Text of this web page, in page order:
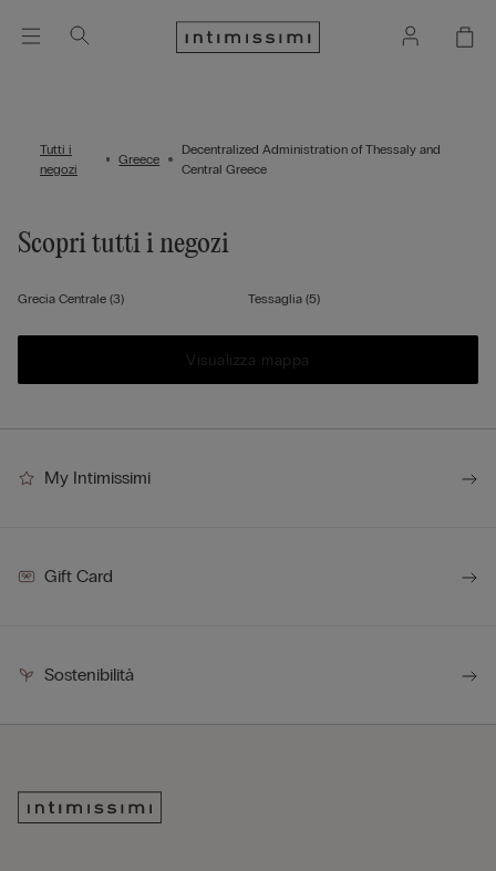
Tutti i
negozi
Greece
Decentralized Administration of Thessaly and
Central Greece
Scopri tutti i negozi
Grecia Centrale (3) Tessaglia (5)
Visualizza mappa
My Intimissimi
Gift Card
Sostenibilità